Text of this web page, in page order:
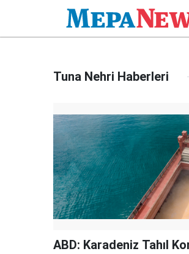
Tuna Nehri Haberleri
ABD: Karadeniz Tahıl